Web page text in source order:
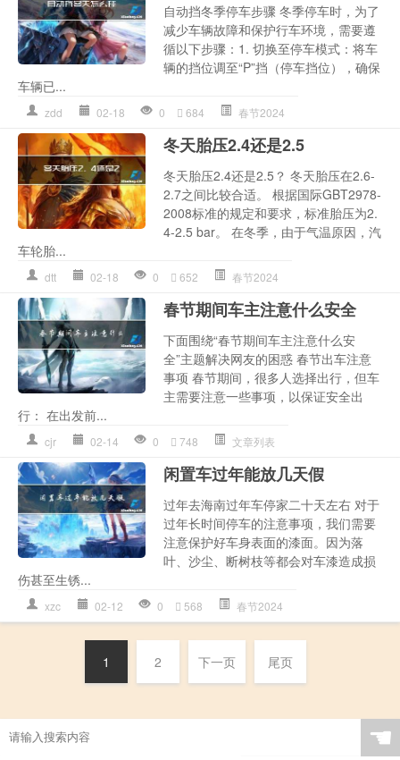
自动挡冬季停车步骤 冬季停车时，为了
减少车辆故障和保护行车环境，需要遵
循以下步骤：1. 切换至停车模式：将车
辆的挡位调至“P”挡（停车挡位），确保
车辆已...
zdd 02-18 0 684 春节2024
冬天胎压2.4还是2.5
冬天胎压2.4还是2.5？ 冬天胎压在2.6-
2.7之间比较合适。 根据国际GBT2978-
2008标准的规定和要求，标准胎压为2.
4-2.5 bar。 在冬季，由于气温原因，汽
车轮胎...
dtt 02-18 0 652 春节2024
春节期间车主注意什么安全
下面围绕“春节期间车主注意什么安
全”主题解决网友的困惑 春节出车注意
事项 春节期间，很多人选择出行，但车
主需要注意一些事项，以保证安全出
行： 在出发前...
cjr 02-14 0 748 文章列表
闲置车过年能放几天假
过年去海南过年车停家二十天左右 对于
过年长时间停车的注意事项，我们需要
注意保护好车身表面的漆面。因为落
叶、沙尘、断树枝等都会对车漆造成损
伤甚至生锈...
xzc 02-12 0 568 春节2024
1 2 下一页 尾页
☚